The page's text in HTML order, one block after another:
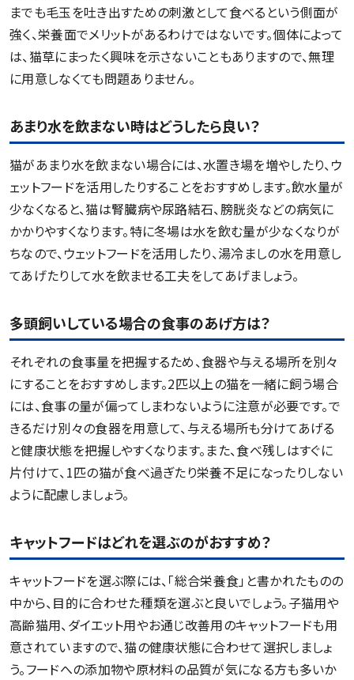
までも毛玉を吐き出すための刺激として食べるという側面が
強く、栄養面でメリットがあるわけではないです。個体によって
は、猫草にまったく興味を示さないこともありますので、無理
に用意しなくても問題ありません。
あまり水を飲まない時はどうしたら良い？
猫があまり水を飲まない場合には、水置き場を増やしたり、ウ
ェットフードを活用したりすることをおすすめします。飲水量が
少なくなると、猫は腎臓病や尿路結石、膀胱炎などの病気に
かかりやすくなります。特に冬場は水を飲む量が少なくなりが
ちなので、ウェットフードを活用したり、湯冷ましの水を用意し
てあげたりして水を飲ませる工夫をしてあげましょう。
多頭飼いしている場合の食事のあげ方は？
それぞれの食事量を把握するため、食器や与える場所を別々
にすることをおすすめします。2匹以上の猫を一緒に飼う場合
には、食事の量が偏ってしまわないように注意が必要です。で
きるだけ別々の食器を用意して、与える場所も分けてあげる
と健康状態を把握しやすくなります。また、食べ残しはすぐに
片付けて、1匹の猫が食べ過ぎたり栄養不足になったりしない
ように配慮しましょう。
キャットフードはどれを選ぶのがおすすめ？
キャットフードを選ぶ際には、「総合栄養食」と書かれたものの
中から、目的に合わせた種類を選ぶと良いでしょう。子猫用や
高齢猫用、ダイエット用やお通じ改善用のキャットフードも用
意されていますので、猫の健康状態に合わせて選択しましょ
う。フードへの添加物や原材料の品質が気になる方も多いか